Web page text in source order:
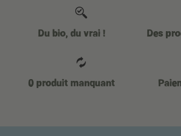
Du bio, du vrai ! Des
0 produit manquant